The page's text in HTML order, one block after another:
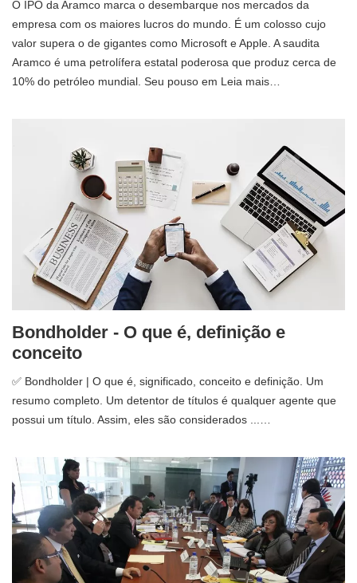
O IPO da Aramco marca o desembarque nos mercados da
empresa com os maiores lucros do mundo. É um colosso cujo
valor supera o de gigantes como Microsoft e Apple. A saudita
Aramco é uma petrolífera estatal poderosa que produz cerca de
10% do petróleo mundial. Seu pouso em Leia mais…
Bondholder - O que é, definição e
conceito
✅ Bondholder | O que é, significado, conceito e definição. Um
resumo completo. Um detentor de títulos é qualquer agente que
possui um título. Assim, eles são considerados ...…